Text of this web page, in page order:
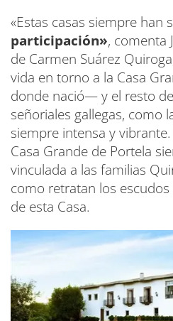
«Estas casas siempre han
participación», comenta
de Carmen Suárez
vida en torno a la Casa
donde nació— y el resto
señoriales gallegas, como
siempre intensa y vibrante.
Casa Grande de Portela
vinculada a las familias
como retratan los
de esta Casa.